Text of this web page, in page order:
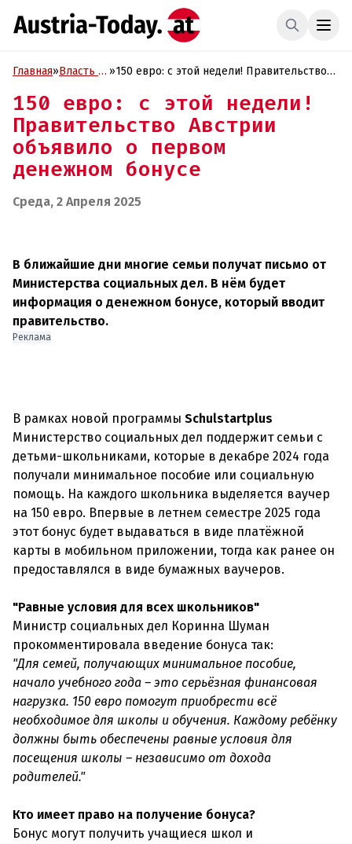
Главная»Власть и »150 евро: с этой недели! Правительство
бонусе
150 евро: с этой недели!
Правительство Австрии
объявило о первом
денежном бонусе
Среда, 2 Апреля 2025
В ближайшие дни многие семьи получат письмо от
Министерства социальных дел. В нём будет
информация о денежном бонусе, который вводит
правительство.
Реклама
В рамках новой программы Schulstartplus
Министерство социальных дел поддержит семьи с
детьми-школьниками, которые в декабре 2024 года
получали минимальное пособие или социальную
помощь. На каждого школьника выделяется ваучер
на 150 евро. Впервые в летнем семестре 2025 года
этот бонус будет выдаваться в виде платёжной
карты в мобильном приложении, тогда как ранее он
предоставлялся в виде бумажных ваучеров.
"Равные условия для всех школьников"
Министр социальных дел Коринна Шуман
прокомментировала введение бонуса так:
"Для семей, получающих минимальное пособие,
начало учебного года – это серьёзная финансовая
нагрузка. 150 евро помогут приобрести всё
необходимое для школы и обучения. Каждому ребёнку
должны быть обеспечены равные условия для
посещения школы – независимо от дохода
родителей."
Кто имеет право на получение бонуса?
Бонус могут получить учащиеся школ и